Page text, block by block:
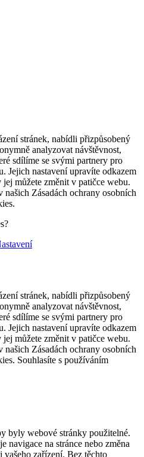
stránek, nabídli přizpůsobený
analyzovat návštěvnost,
sdílíme se svými partnery pro
Jejich nastavení upravíte odkazem
můžete změnit v patičce webu.
Zásadách ochrany osobních
stránek, nabídli přizpůsobený
analyzovat návštěvnost,
sdílíme se svými partnery pro
Jejich nastavení upravíte odkazem
můžete změnit v patičce webu.
Zásadách ochrany osobních
Souhlasíte s používáním
byly webové stránky použitelné.
navigace na stránce nebo změna
zařízení. Bez těchto